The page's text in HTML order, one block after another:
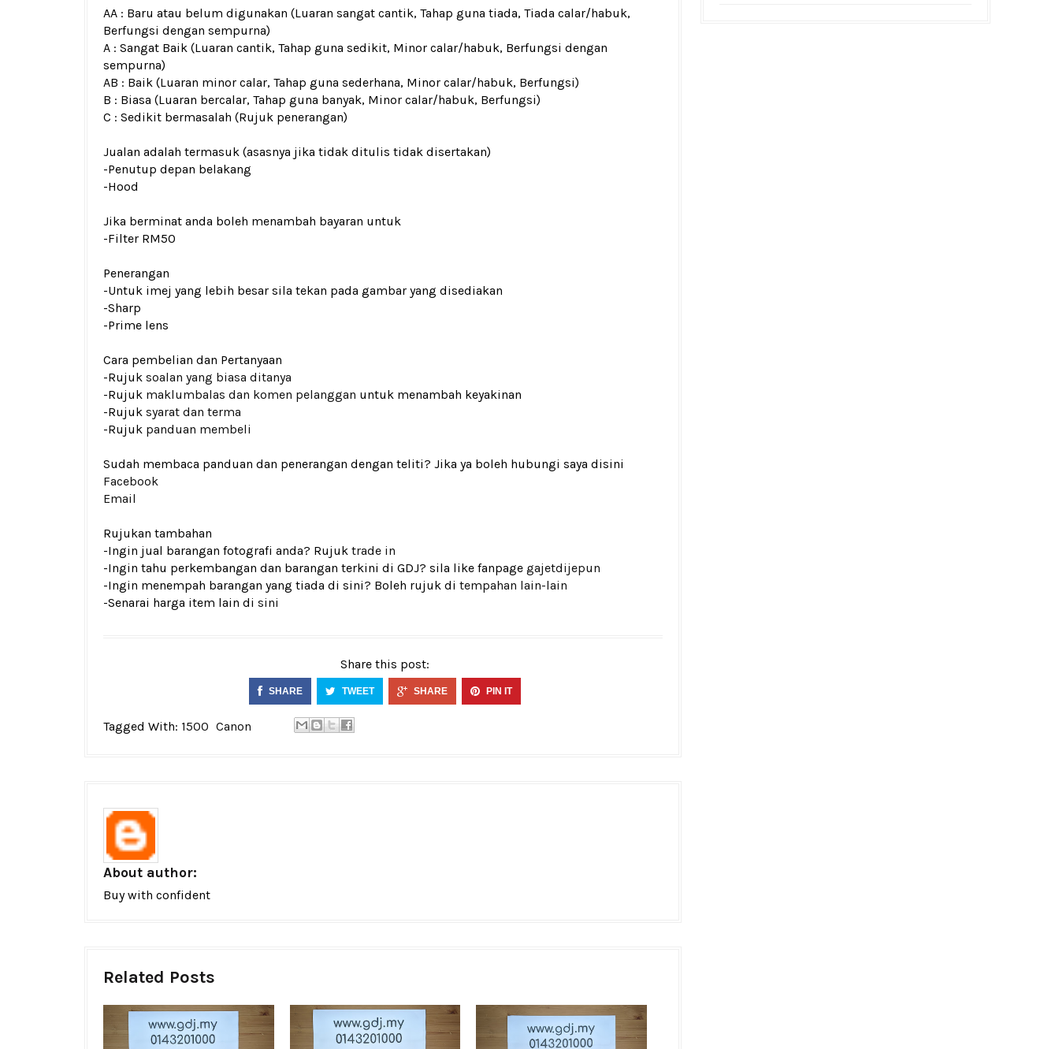
AA : Baru atau belum digunakan (Luaran sangat cantik, Tahap guna tiada, Tiada calar/habuk,
Berfungsi dengan sempurna)
A : Sangat Baik (Luaran cantik, Tahap guna sedikit, Minor calar/habuk, Berfungsi dengan
sempurna)
AB : Baik (Luaran minor calar, Tahap guna sederhana, Minor calar/habuk, Berfungsi)
B : Biasa (Luaran bercalar, Tahap guna banyak, Minor calar/habuk, Berfungsi)
C : Sedikit bermasalah (Rujuk penerangan)
Jualan adalah termasuk (asasnya jika tidak ditulis tidak disertakan)
-Penutup depan belakang
-Hood
Jika berminat anda boleh menambah bayaran untuk
-Filter RM50
Penerangan
-Untuk imej yang lebih besar sila tekan pada gambar yang disediakan
-Sharp
-Prime lens
Cara pembelian dan Pertanyaan
-Rujuk soalan yang biasa ditanya
-Rujuk maklumbalas dan komen pelanggan untuk menambah keyakinan
-Rujuk syarat dan terma
-Rujuk panduan membeli
Sudah membaca panduan dan penerangan dengan teliti? Jika ya boleh hubungi saya disini
Facebook
Email
Rujukan tambahan
-Ingin jual barangan fotografi anda? Rujuk trade in
-Ingin tahu perkembangan dan barangan terkini di GDJ? sila like fanpage gajetdijepun
-Ingin menempah barangan yang tiada di sini? Boleh rujuk di tempahan lain-lain
-Senarai harga item lain di sini
Share this post:
SHARE TWEET SHARE PIN IT
Tagged With: 1500 Canon
About author:
Buy with confident
Related Posts